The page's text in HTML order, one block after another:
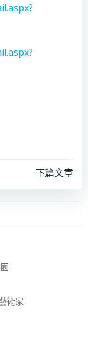
下篇文章
術家